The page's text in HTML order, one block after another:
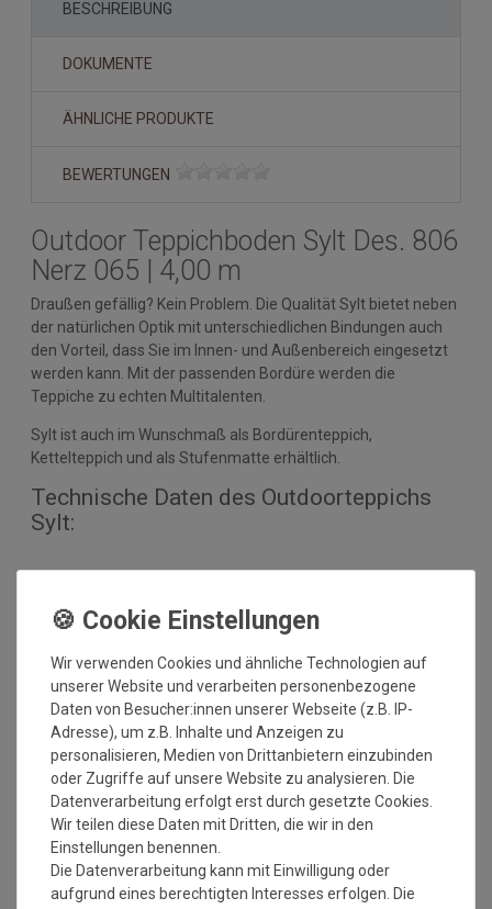
BESCHREIBUNG
DOKUMENTE
ÄHNLICHE PRODUKTE
BEWERTUNGEN
Outdoor Teppichboden Sylt Des. 806
Nerz 065 | 4,00 m
Draußen gefällig? Kein Problem. Die Qualität Sylt bietet neben
der natürlichen Optik mit unterschiedlichen Bindungen auch
den Vorteil, dass Sie im Innen- und Außenbereich eingesetzt
werden kann. Mit der passenden Bordüre werden die
Teppiche zu echten Multitalenten.
Sylt ist auch im Wunschmaß als Bordürenteppich,
Kettelteppich und als Stufenmatte erhältlich.
Technische Daten des Outdoorteppichs
Sylt:
Herstellung: gewebt
Gesamtgewicht: ca. 1.640 gr./m²
Antistatisch und Fußbodenheizung geeignet
Einsatzbereich: Innen und Außenbereich
Bitte beachten Sie immer dieVerlege - und
Pflegehinweise
des Herstellers.
Wichtiger Hinweis:
Wir verwenden Cookies und ähnliche Technologien auf
unserer Website und verarbeiten personenbezogene
Daten von Besucher:innen unserer Webseite (z.B. IP-
Adresse), um z.B. Inhalte und Anzeigen zu
personalisieren, Medien von Drittanbietern einzubinden
oder Zugriffe auf unsere Website zu analysieren. Die
Datenverarbeitung erfolgt erst durch gesetzte Cookies.
Wir teilen diese Daten mit Dritten, die wir in den
Einstellungen benennen.
Die Datenverarbeitung kann mit Einwilligung oder
aufgrund eines berechtigten Interesses erfolgen. Die